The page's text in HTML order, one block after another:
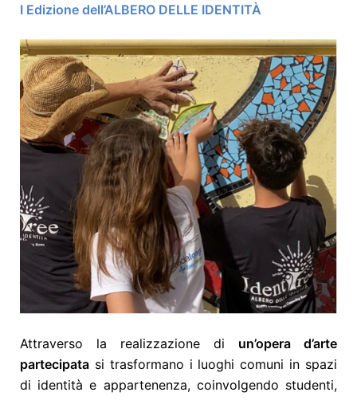
I Edizione dell’ALBERO DELLE IDENTITÀ
Attraverso la realizzazione di un’opera d’arte
partecipata si trasformano i luoghi comuni in spazi
di identità e appartenenza, coinvolgendo studenti,